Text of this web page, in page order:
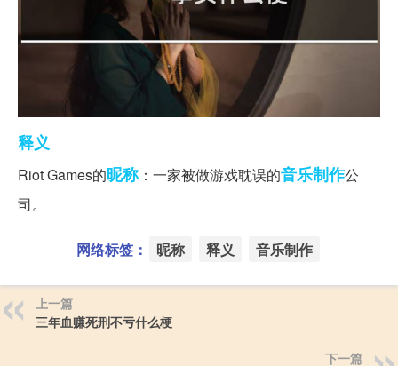
释义
Riot Games的昵称：一家被做游戏耽误的音乐制作公
司。
网络标签： 昵称 释义 音乐制作
上一篇
三年血赚死刑不亏什么梗
下一篇